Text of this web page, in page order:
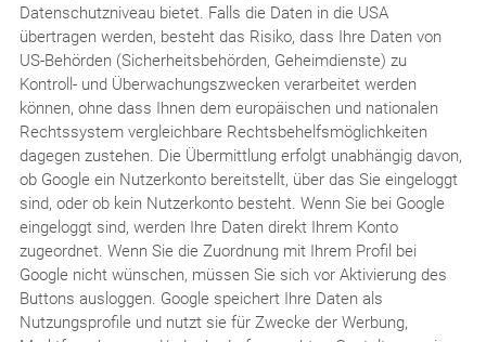
Datenschutzniveau bietet. Falls die Daten in die USA
übertragen werden, besteht das Risiko, dass Ihre Daten von
US-Behörden (Sicherheitsbehörden, Geheimdienste) zu
Kontroll- und Überwachungszwecken verarbeitet werden
können, ohne dass Ihnen dem europäischen und nationalen
Rechtssystem vergleichbare Rechtsbehelfsmöglichkeiten
dagegen zustehen. Die Übermittlung erfolgt unabhängig davon,
ob Google ein Nutzerkonto bereitstellt, über das Sie eingeloggt
sind, oder ob kein Nutzerkonto besteht. Wenn Sie bei Google
eingeloggt sind, werden Ihre Daten direkt Ihrem Konto
zugeordnet. Wenn Sie die Zuordnung mit Ihrem Profil bei
Google nicht wünschen, müssen Sie sich vor Aktivierung des
Buttons ausloggen. Google speichert Ihre Daten als
Nutzungsprofile und nutzt sie für Zwecke der Werbung,